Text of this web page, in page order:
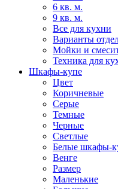
6 кв. м.
9 кв. м.
Все для кухни
Варианты
Мойки и
Техника для
Шкафы-купе
Цвет
Коричневые
Серые
Темные
Черные
Светлые
Белые шкафы-
Венге
Размер
Маленькие